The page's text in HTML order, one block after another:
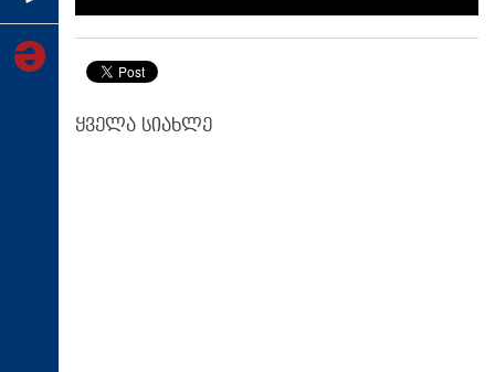
ყველა სიახლე